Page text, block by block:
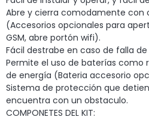
Abre y cierra comodamente con
(Accesorios opcionales para
GSM, abre portón wifi).
Fácil destrabe en caso de falla
Permite el uso de baterías como
de energía (Bateria accesorio
Sistema de protección que
encuentra con un obstaculo.
COMPONETES DEL KIT: